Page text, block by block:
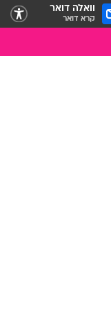
וואלה דואר
קרא דואר